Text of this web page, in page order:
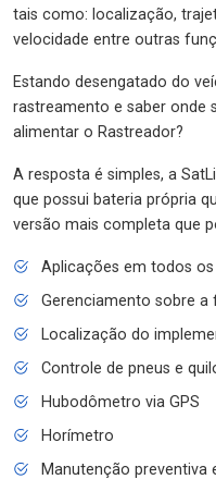
tais como: localização,
velocidade entre outras
Estando desengatado do
rastreamento e saber onde
alimentar o Rastreador?
A resposta é simples, a
que possui bateria própria
versão mais completa que
Aplicações em todos
Gerenciamento sobre a
Localização do
Controle de pneus e
Hubodômetro via GPS
Horímetro
Manutenção preventiva